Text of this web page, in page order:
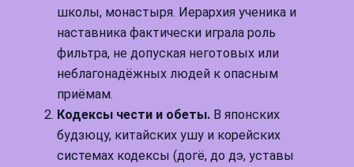
школы, монастыря. Иерархия ученика и
наставника фактически играла роль
фильтра, не допуская неготовых или
неблагонадёжных людей к опасным
приёмам.
Кодексы чести и обеты. В японских
будзюцу, китайских ушу и корейских
системах кодексы (догё, до дэ, уставы